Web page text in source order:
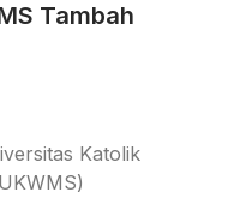
Tambah
Katolik